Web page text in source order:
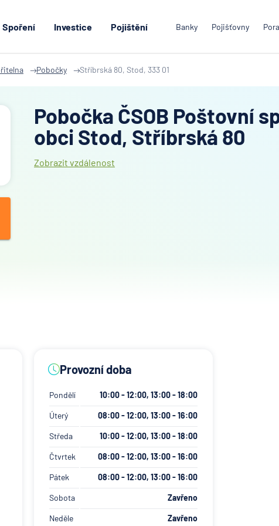
Spoření Investice Pojištění Banky Pojišťovny
Pobočky Stříbrská 80, Stod, 333 01
Pobočka ČSOB Poštovní
obci Stod, Stříbrská 80
Zobrazit vzdálenost
Provozní doba
Pondělí 10:00 - 12:00, 13:00 - 18:00
Úterý 08:00 - 12:00, 13:00 - 16:00
Středa 10:00 - 12:00, 13:00 - 18:00
Čtvrtek 08:00 - 12:00, 13:00 - 16:00
Pátek 08:00 - 12:00, 13:00 - 16:00
Sobota Zavřeno
Neděle Zavřeno